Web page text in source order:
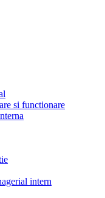
si functionare
intern